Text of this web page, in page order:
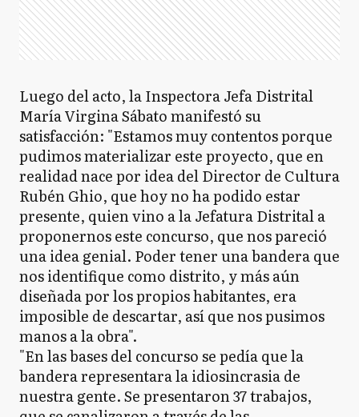
Luego del acto, la Inspectora Jefa Distrital
María Virgina Sábato manifestó su
satisfacción: "Estamos muy contentos porque
pudimos materializar este proyecto, que en
realidad nace por idea del Director de Cultura
Rubén Ghio, que hoy no ha podido estar
presente, quien vino a la Jefatura Distrital a
proponernos este concurso, que nos pareció
una idea genial. Poder tener una bandera que
nos identifique como distrito, y más aún
diseñada por los propios habitantes, era
imposible de descartar, así que nos pusimos
manos a la obra".
"En las bases del concurso se pedía que la
bandera representara la idiosincrasia de
nuestra gente. Se presentaron 37 trabajos,